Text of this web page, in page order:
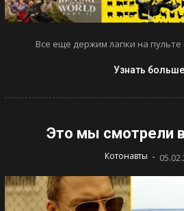
Все еще держим лапки на пульте
Узнать больше
Это мы смотрели
Котонавты -